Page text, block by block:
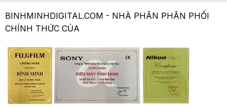
BINHMINHDIGITAL.COM - NHÀ PHÂN PHÂN PHỐI
CHÍNH THỨC CỦA